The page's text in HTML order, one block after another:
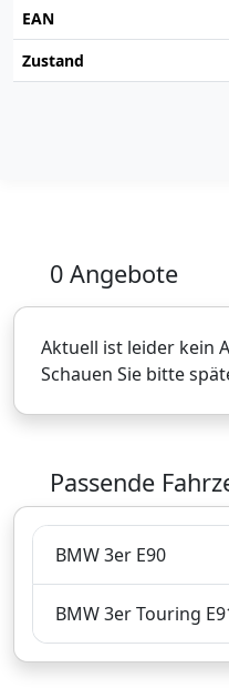
EAN
Zustand
0 Angebote
Aktuell ist leider kein
Schauen Sie bitte
Passende
BMW 3er E90
BMW 3er Touring